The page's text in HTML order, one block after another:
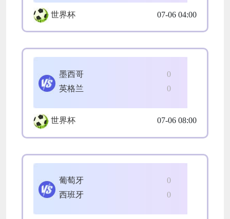
世界杯 07-06 04:00
0
墨西哥
0
英格兰
世界杯 07-06 08:00
0
葡萄牙
0
西班牙